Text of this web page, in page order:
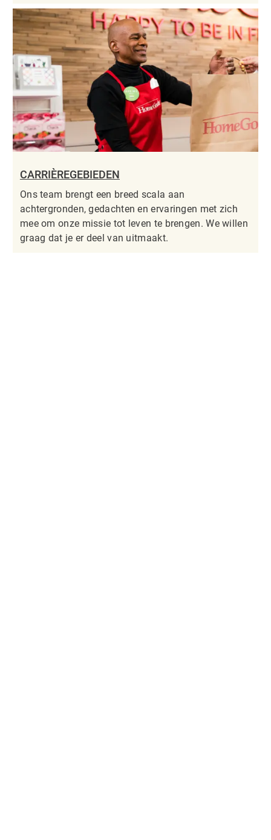
CARRIÈREGEBIEDEN
Ons team brengt een breed scala aan
achtergronden, gedachten en ervaringen met zich
mee om onze missie tot leven te brengen. We willen
graag dat je er deel van uitmaakt.